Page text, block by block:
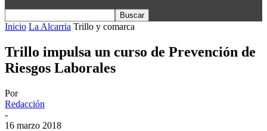
Inicio La Alcarria Trillo y comarca
Trillo impulsa un curso de Prevención de
Riesgos Laborales
Por
Redacción
-
16 marzo 2018